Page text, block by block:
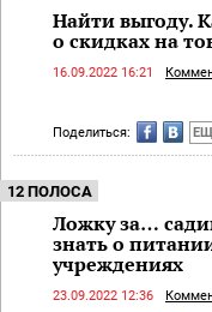
Найти выгоду.
о скидках на
16.09.2022 16:21
Поделиться:
12 ПОЛОСА
Ложку за…
знать о
учреждениях
23.09.2022 12:36